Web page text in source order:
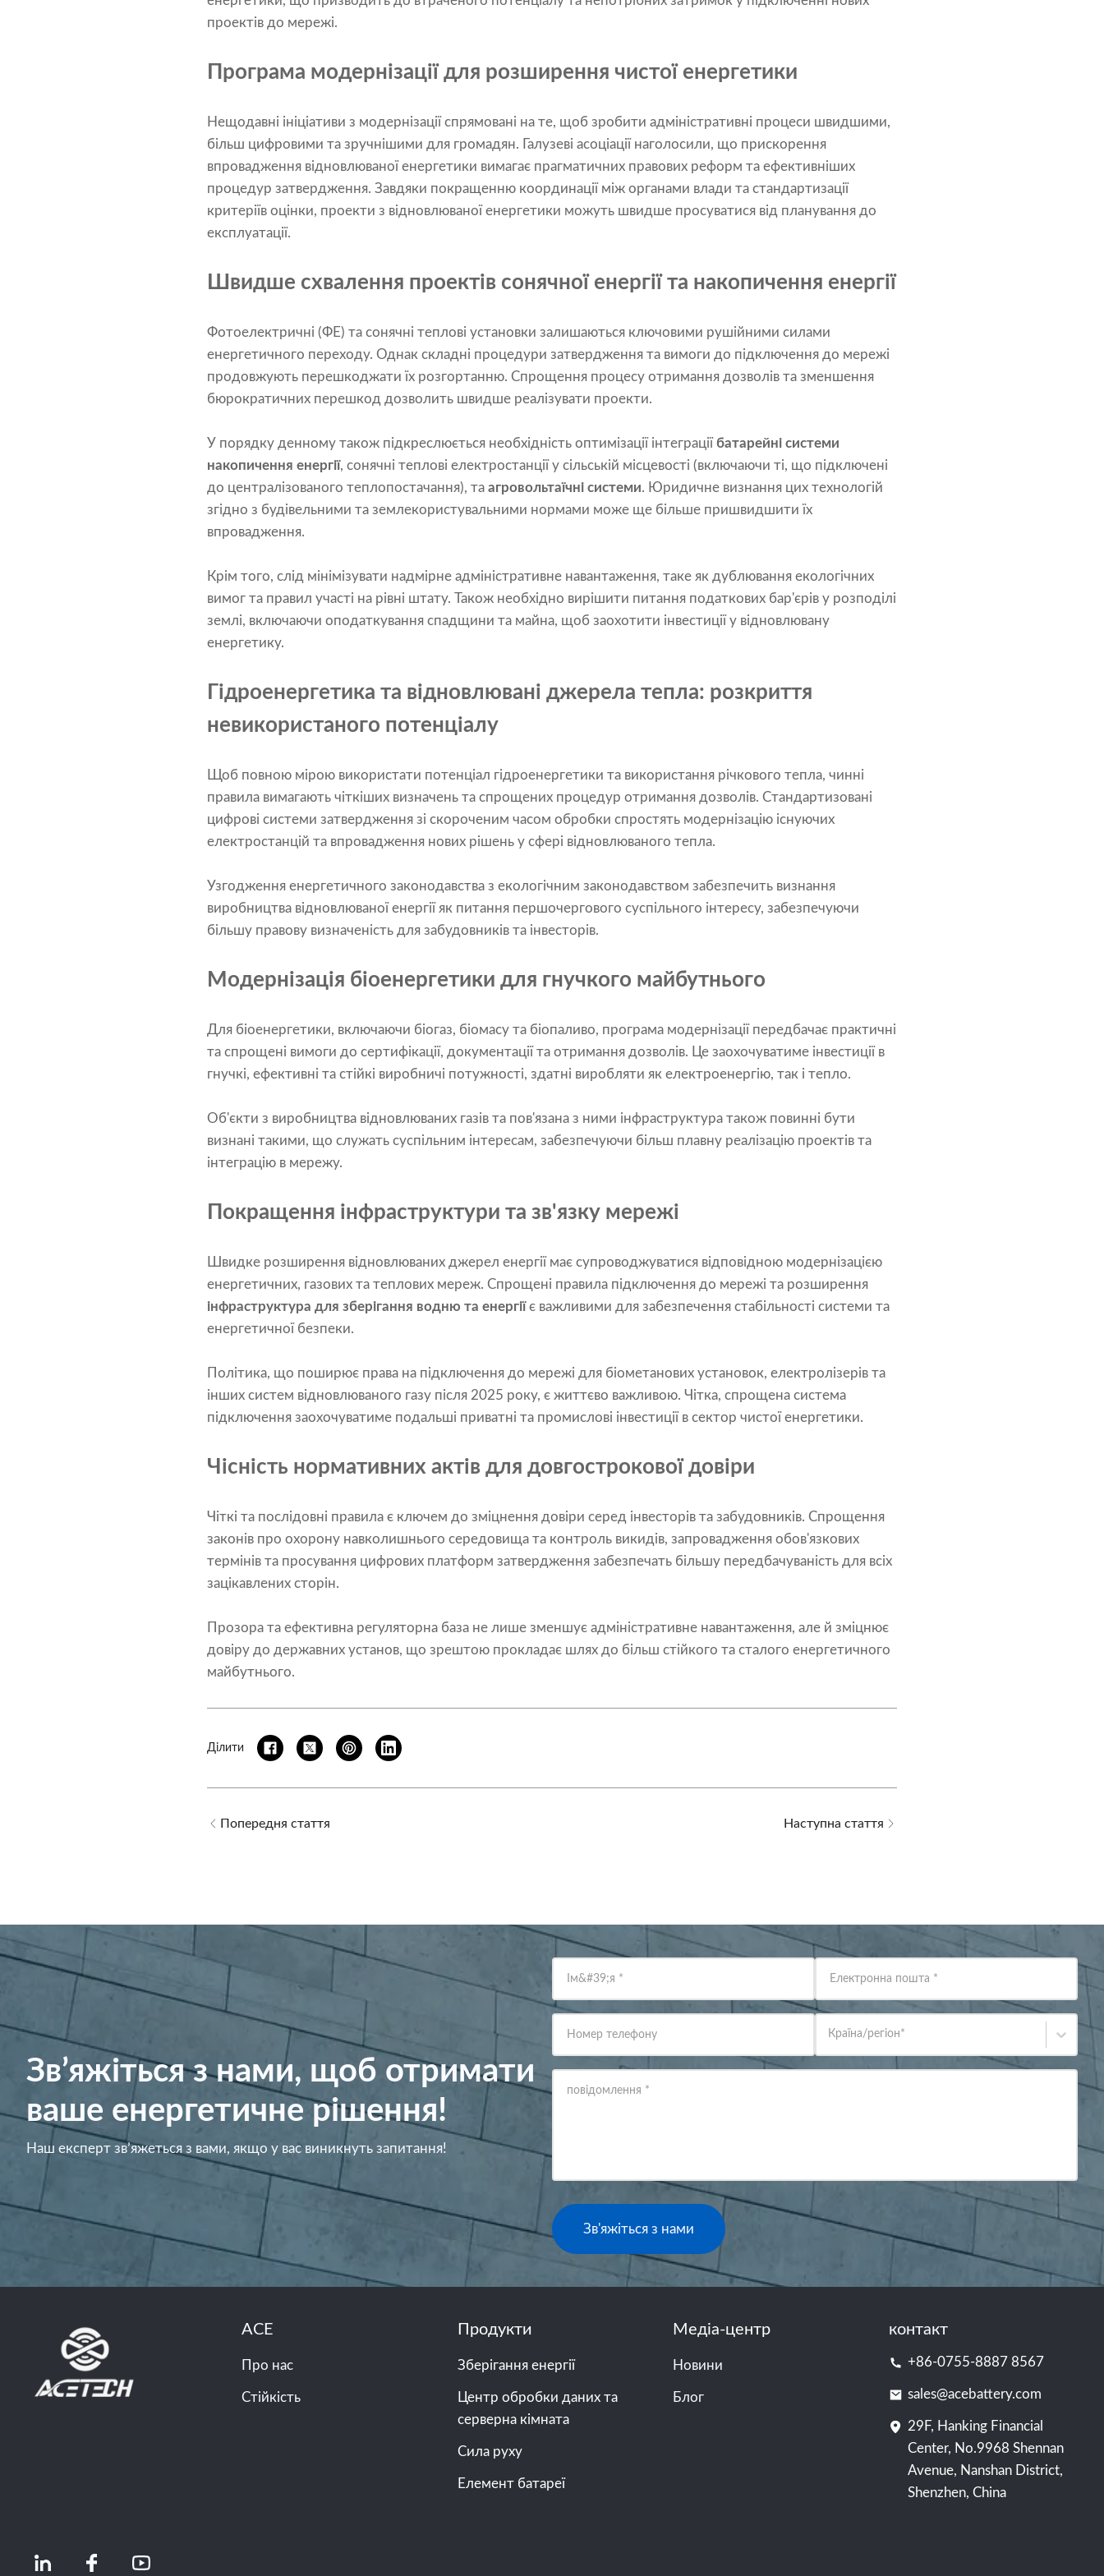
проектів до мережі.
Програма модернізації для розширення чистої енергетики
Нещодавні ініціативи з модернізації спрямовані на те, щоб зробити адміністративні процеси швидшими,
більш цифровими та зручнішими для громадян. Галузеві асоціації наголосили, що прискорення
впровадження відновлюваної енергетики вимагає прагматичних правових реформ та ефективніших
процедур затвердження. Завдяки покращенню координації між органами влади та стандартизації
критеріїв оцінки, проекти з відновлюваної енергетики можуть швидше просуватися від планування до
експлуатації.
Швидше схвалення проектів сонячної енергії та накопичення енергії
Фотоелектричні (ФЕ) та сонячні теплові установки залишаються ключовими рушійними силами
енергетичного переходу. Однак складні процедури затвердження та вимоги до підключення до мережі
продовжують перешкоджати їх розгортанню. Спрощення процесу отримання дозволів та зменшення
бюрократичних перешкод дозволить швидше реалізувати проекти.
У порядку денному також підкреслюється необхідність оптимізації інтеграціїбатарейні системи
накопичення енергії, сонячні теплові електростанції у сільській місцевості (включаючи ті, що підключені
до централізованого теплопостачання), та агровольтаїчні системи. Юридичне визнання цих технологій
згідно з будівельними та землекористувальними нормами може ще більше пришвидшити їх
впровадження.
Крім того, слід мінімізувати надмірне адміністративне навантаження, таке як дублювання екологічних
вимог та правил участі на рівні штату. Також необхідно вирішити питання податкових бар'єрів у розподілі
землі, включаючи оподаткування спадщини та майна, щоб заохотити інвестиції у відновлювану
енергетику.
Гідроенергетика та відновлювані джерела тепла: розкриття
невикористаного потенціалу
Щоб повною мірою використати потенціал гідроенергетики та використання річкового тепла, чинні
правила вимагають чіткіших визначень та спрощених процедур отримання дозволів. Стандартизовані
цифрові системи затвердження зі скороченим часом обробки спростять модернізацію існуючих
електростанцій та впровадження нових рішень у сфері відновлюваного тепла.
Узгодження енергетичного законодавства з екологічним законодавством забезпечить визнання
виробництва відновлюваної енергії як питання першочергового суспільного інтересу, забезпечуючи
більшу правову визначеність для забудовників та інвесторів.
Модернізація біоенергетики для гнучкого майбутнього
Для біоенергетики, включаючи біогаз, біомасу та біопаливо, програма модернізації передбачає практичні
та спрощені вимоги до сертифікації, документації та отримання дозволів. Це заохочуватиме інвестиції в
гнучкі, ефективні та стійкі виробничі потужності, здатні виробляти як електроенергію, так і тепло.
Об'єкти з виробництва відновлюваних газів та пов'язана з ними інфраструктура також повинні бути
визнані такими, що служать суспільним інтересам, забезпечуючи більш плавну реалізацію проектів та
інтеграцію в мережу.
Покращення інфраструктури та зв'язку мережі
Швидке розширення відновлюваних джерел енергії має супроводжуватися відповідною модернізацією
енергетичних, газових та теплових мереж. Спрощені правила підключення до мережі та розширення
інфраструктура для зберігання водню та енергіїє важливими для забезпечення стабільності системи та
енергетичної безпеки.
Політика, що поширює права на підключення до мережі для біометанових установок, електролізерів та
інших систем відновлюваного газу після 2025 року, є життєво важливою. Чітка, спрощена система
підключення заохочуватиме подальші приватні та промислові інвестиції в сектор чистої енергетики.
Чісність нормативних актів для довгострокової довіри
Чіткі та послідовні правила є ключем до зміцнення довіри серед інвесторів та забудовників. Спрощення
законів про охорону навколишнього середовища та контроль викидів, запровадження обов'язкових
термінів та просування цифрових платформ затвердження забезпечать більшу передбачуваність для всіх
зацікавлених сторін.
Прозора та ефективна регуляторна база не лише зменшує адміністративне навантаження, але й зміцнює
довіру до державних установ, що зрештою прокладає шлях до більш стійкого та сталого енергетичного
майбутнього.
Ділити
Попередня стаття Наступна стаття
Зв’яжіться з нами, щоб отримати
ваше енергетичне рішення!
Наш експерт зв’яжеться з вами, якщо у вас виникнуть запитання!
Ім&#39;я * Електронна пошта *
Номер телефону Країна/регіон*
повідомлення *
Зв'яжіться з нами
ACE
Про нас
Стійкість
Продукти
Зберігання енергії
Центр обробки даних та
серверна кімната
Сила руху
Елемент батареї
Медіа-центр
Новини
Блог
контакт
+86-0755-8887 8567
sales@acebattery.com
29F, Hanking Financial
Center, No.9968 Shennan
Avenue, Nanshan District,
Shenzhen, China